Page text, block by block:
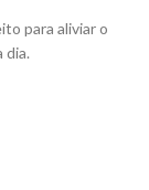
para aliviar o
dia.